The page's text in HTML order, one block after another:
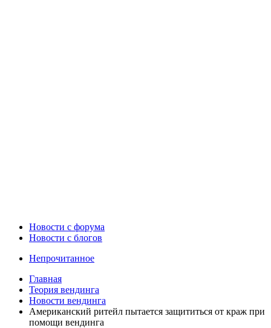
Новости c форума
Новости с блогов
Непрочитанное
Главная
Теория вендинга
Новости вендинга
Американский ритейл пытается защититься от краж при
помощи вендинга